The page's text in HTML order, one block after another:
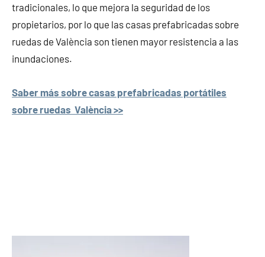
tradicionales, lo que mejora la seguridad de los
propietarios, por lo que las casas prefabricadas sobre
ruedas de València son tienen mayor resistencia a las
inundaciones.
Saber más sobre casas prefabricadas portátiles
sobre ruedas València >>